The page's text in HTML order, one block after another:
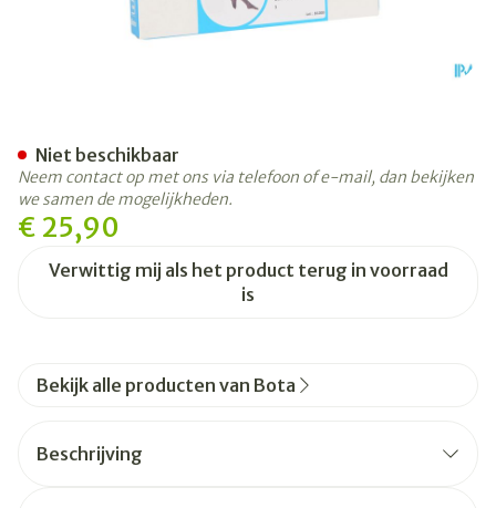
€ 25,90
Verwittig mij als het product terug in voorraad
is
Niet beschikbaar
Neem contact op met ons via telefoon of e-mail, dan bekijken
we samen de mogelijkheden.
Bekijk alle producten van Bota
Beschrijving